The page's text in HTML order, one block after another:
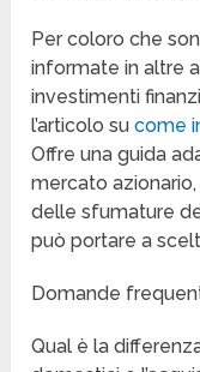
Per coloro che
informate in altre
investimenti
l’articolo sucome
Offre una guida
mercato
delle sfumature
può portare a
Domande
Qual è la